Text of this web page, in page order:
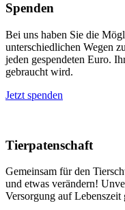
Spenden
Bei uns haben Sie die
unterschiedlichen Wegen
jeden gespendeten Euro.
gebraucht wird.
Jetzt spenden
Tierpatenschaft
Gemeinsam für den
und etwas verändern!
Versorgung auf Lebenszeit